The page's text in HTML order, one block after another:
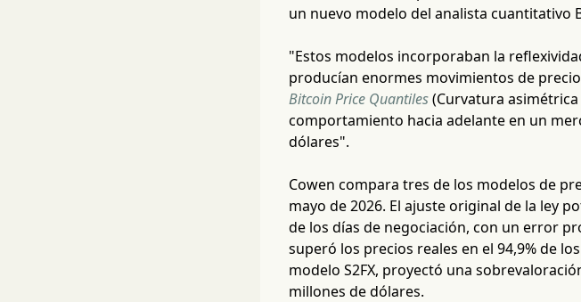
un nuevo modelo del analista cuantitativo
"Estos modelos incorporaban la
producían enormes movimientos de
Bitcoin Price Quantiles(Curvatura
comportamiento hacia adelante en un
dólares".
Cowen compara tres de los modelos de
mayo de 2026. El ajuste original de la ley
de los días de negociación, con un error
superó los precios reales en el 94,9% de
modelo S2FX, proyectó una
millones de dólares.